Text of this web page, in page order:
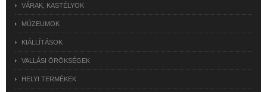
VÁRAK, KASTÉLYOK
MÚZEUMOK
KIÁLLÍTÁSOK
VALLÁSI ÖRÖKSÉGEK
HELYI TERMÉKEK